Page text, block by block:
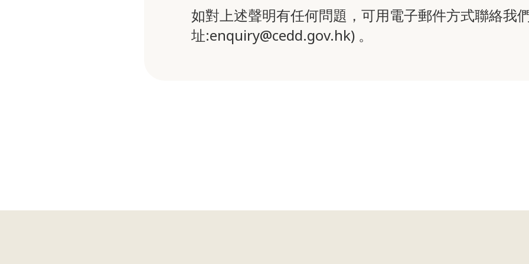
如對上述聲明有任何問題，可用電子郵件方式聯絡我
址:enquiry@cedd.gov.hk) 。